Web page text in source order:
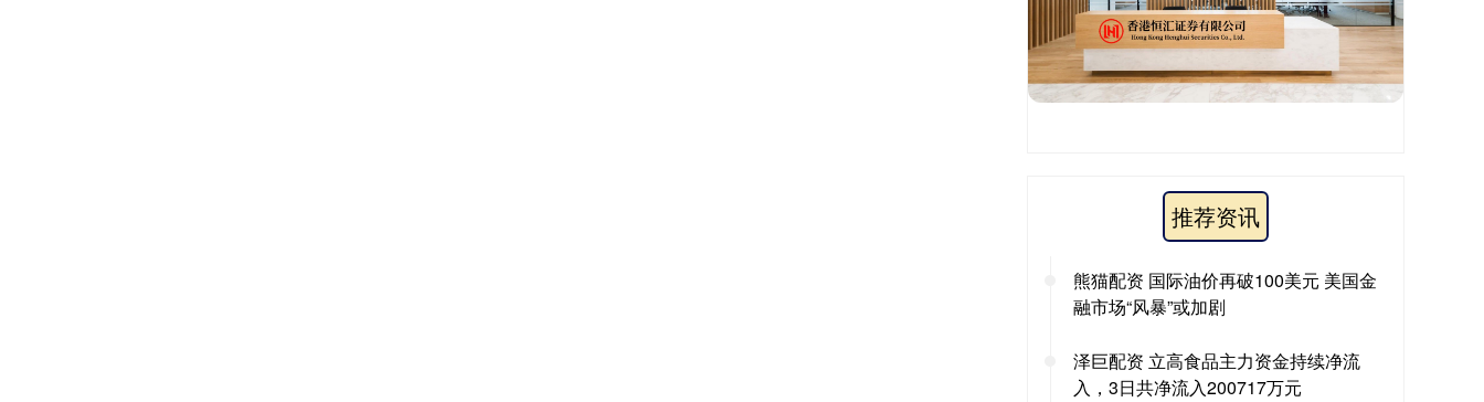
推荐资讯
熊猫配资 国际油价再破100美元 美国金
融市场“风暴”或加剧
泽巨配资 立高食品主力资金持续净流
入，3日共净流入200717万元